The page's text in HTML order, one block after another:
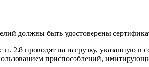
должны быть удостоверены
2.8 проводят на нагрузку, указанную
приспособлений,